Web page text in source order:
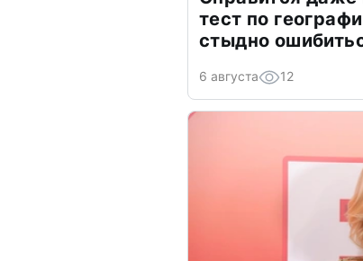
тест по
стыдно
6 августа 12